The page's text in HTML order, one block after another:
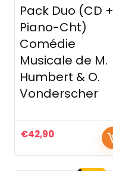
Pack Duo (CD +
Piano-Cht)
Comédie
Musicale de M.
Humbert & O.
Vonderscher
€42,90